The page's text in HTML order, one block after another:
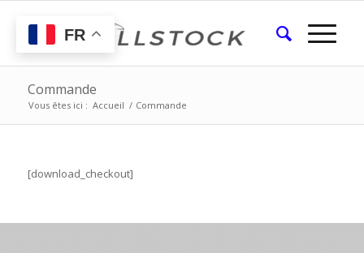
Commande
Vous êtes ici : Accueil / Commande
[download_checkout]
FR